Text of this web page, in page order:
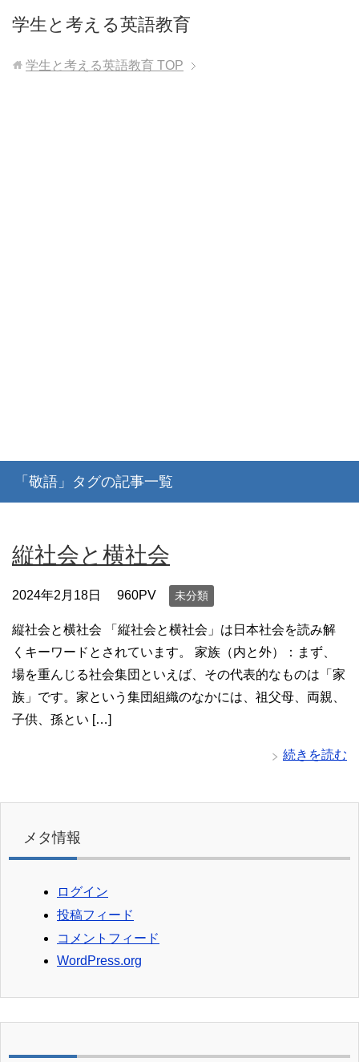
学生と考える英語教育
学生と考える英語教育 TOP
「敬語」タグの記事一覧
縦社会と横社会
2024年2月18日 960PV 未分類
縦社会と横社会 「縦社会と横社会」は日本社会を読み解
くキーワードとされています。 家族（内と外）：まず、
場を重んじる社会集団といえば、その代表的なものは「家
族」です。家という集団組織のなかには、祖父母、両親、
子供、孫とい […]
続きを読む
メタ情報
ログイン
投稿フィード
コメントフィード
WordPress.org